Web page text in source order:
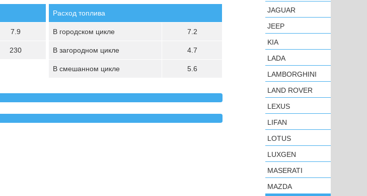
7.9
230
Расход топлива
В городском цикле 7.2
В загородном цикле 4.7
В смешанном цикле 5.6
JAGUAR
JEEP
KIA
LADA
LAMBORGHINI
LAND ROVER
LEXUS
LIFAN
LOTUS
LUXGEN
MASERATI
MAZDA